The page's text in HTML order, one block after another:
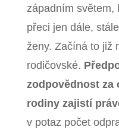
západním světem,
přeci jen dále,
ženy. Začíná to již
rodičovské.
zodpovědnost za
rodiny zajistí
v potaz počet